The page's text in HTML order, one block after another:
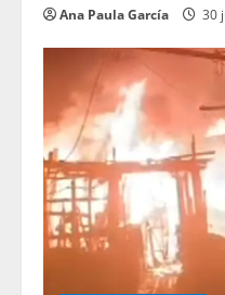
Ana Paula García 30